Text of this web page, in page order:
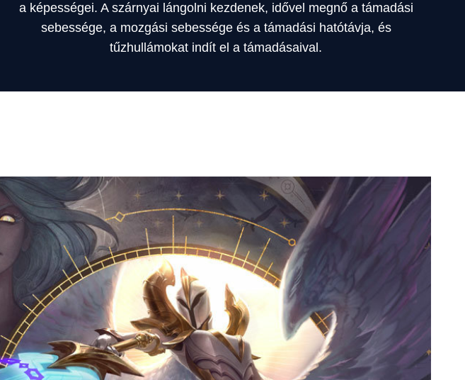
a képességei. A szárnyai lángolni kezdenek, idővel megnő a támadási
sebessége, a mozgási sebessége és a támadási hatótávja, és
tűzhullámokat indít el a támadásaival.